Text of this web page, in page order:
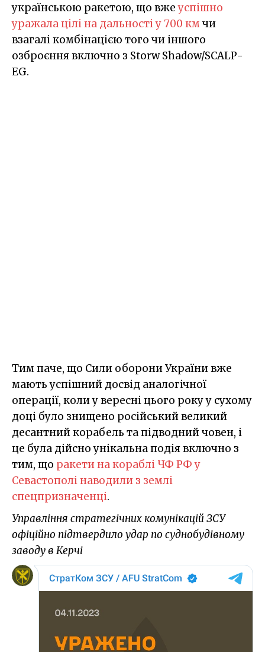
українською ракетою, що вжеуспішно
уражала цілі на дальності у 700 кмчи
взагалі комбінацією того чи іншого
озброєння включно з Storw Shadow/SCALP-
EG.
Тим паче, що Сили оборони України вже
мають успішний досвід аналогічної
операції, коли у вересні цього року у сухому
доці було знищено російський великий
десантний корабель та підводний човен, і
це була дійсно унікальна подія включно з
тим, що ракети на кораблі ЧФ РФ у
Севастополі наводили з землі
спецпризначенці.
Управління стратегічних комунікацій ЗСУ
офіційно підтвердило удар по суднобудівному
заводу в Керчі